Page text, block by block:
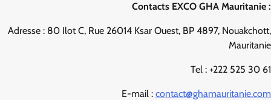
Contacts EXCO GHA Mauritanie :
Adresse : 80 Ilot C, Rue 26014 Ksar Ouest, BP 4897, Nouakchott,
Mauritanie
Tel : +222 525 30 61
E-mail : contact@ghamauritanie.com